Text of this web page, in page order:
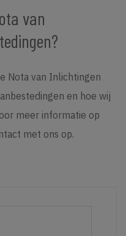
van
Nota van Inlichtingen
en hoe wij
meer informatie op
met ons op.